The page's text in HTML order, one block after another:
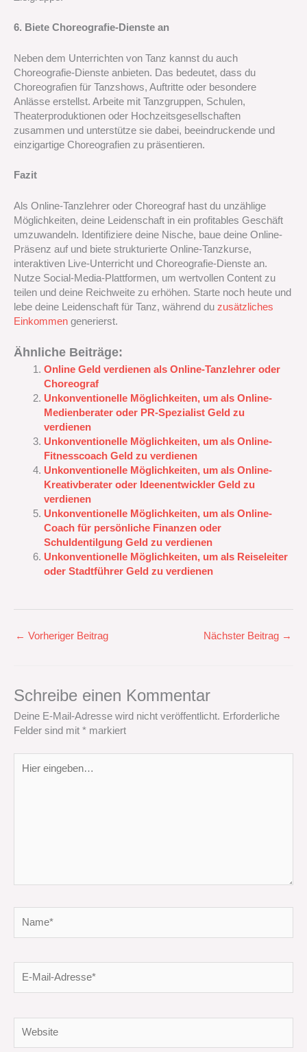
6. Biete Choreografie-Dienste an
Neben dem Unterrichten von Tanz kannst du auch
Choreografie-Dienste anbieten. Das bedeutet, dass du
Choreografien für Tanzshows, Auftritte oder besondere
Anlässe erstellst. Arbeite mit Tanzgruppen, Schulen,
Theaterproduktionen oder Hochzeitsgesellschaften
zusammen und unterstütze sie dabei, beeindruckende und
einzigartige Choreografien zu präsentieren.
Fazit
Als Online-Tanzlehrer oder Choreograf hast du unzählige
Möglichkeiten, deine Leidenschaft in ein profitables Geschäft
umzuwandeln. Identifiziere deine Nische, baue deine Online-
Präsenz auf und biete strukturierte Online-Tanzkurse,
interaktiven Live-Unterricht und Choreografie-Dienste an.
Nutze Social-Media-Plattformen, um wertvollen Content zu
teilen und deine Reichweite zu erhöhen. Starte noch heute und
lebe deine Leidenschaft für Tanz, während du zusätzliches
Einkommen generierst.
Ähnliche Beiträge:
Online Geld verdienen als Online-Tanzlehrer oder
Choreograf
Unkonventionelle Möglichkeiten, um als Online-
Medienberater oder PR-Spezialist Geld zu
verdienen
Unkonventionelle Möglichkeiten, um als Online-
Fitnesscoach Geld zu verdienen
Unkonventionelle Möglichkeiten, um als Online-
Kreativberater oder Ideenentwickler Geld zu
verdienen
Unkonventionelle Möglichkeiten, um als Online-
Coach für persönliche Finanzen oder
Schuldentilgung Geld zu verdienen
Unkonventionelle Möglichkeiten, um als Reiseleiter
oder Stadtführer Geld zu verdienen
← Vorheriger Beitrag Nächster Beitrag →
Schreibe einen Kommentar
Deine E-Mail-Adresse wird nicht veröffentlicht. Erforderliche
Felder sind mit * markiert
eingeben…
Mail-